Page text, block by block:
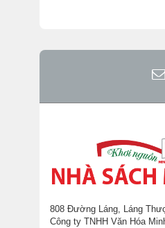
808 Đường Láng, Láng
Công ty TNHH Văn Hóa